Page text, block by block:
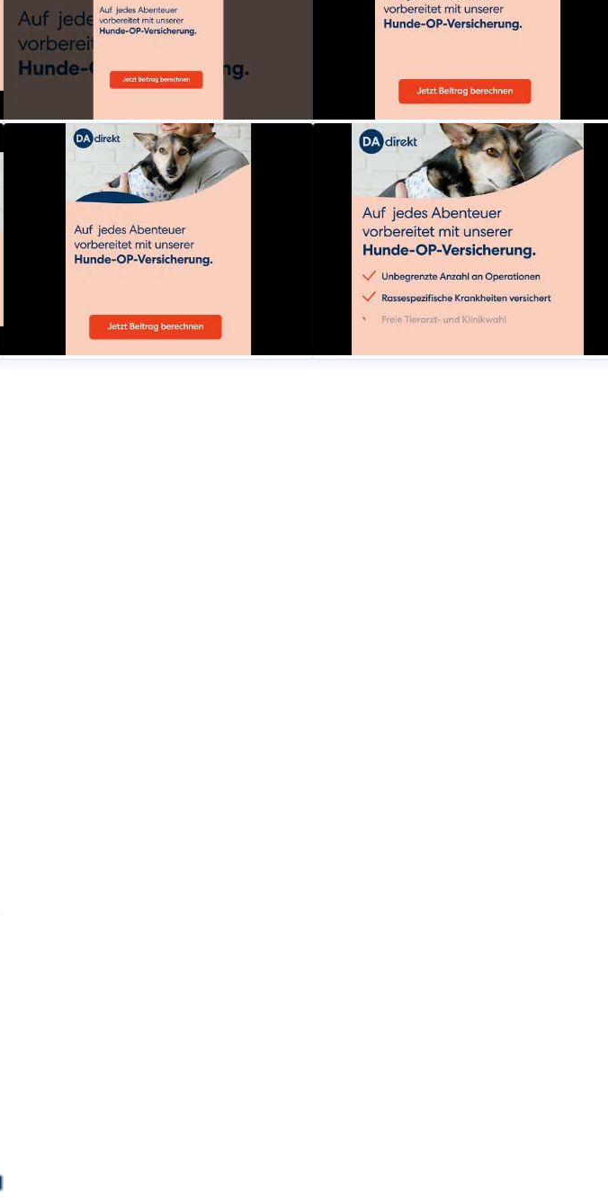
dadirektversicherung
Deine Hund braucht eine OP? Sichere
dein Hund mit der DA Direkt OP-
Versicherung ab
dadirektversicherung
Deine Hund braucht eine OP? Sichere
dein Hund mit der DA Direkt OP-
Versicherung ab
dadirektversicherung